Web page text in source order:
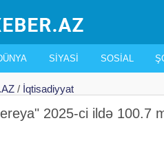
SIYASI SOSIAL
/ İqtisadiyyat
2025-ci ildə 100.7